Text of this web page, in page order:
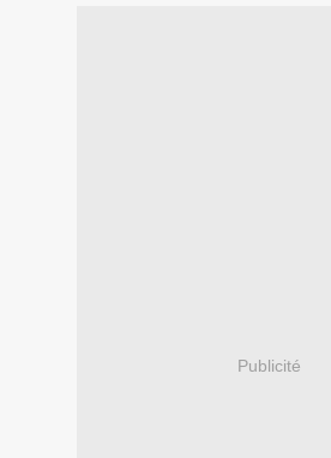
Publicité